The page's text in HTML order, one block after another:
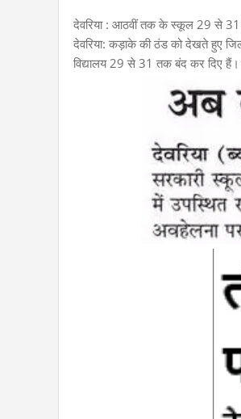
देवरिया : आठवीं तक के स्कूल 29 से 31
देवरिया: कड़ाके की ठंड को देखते हुए
विद्यालय 29 से 31 तक बंद कर दिए हैं।